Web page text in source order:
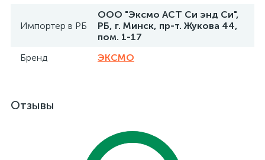
Импортер в РБ
ООО "Эксмо АСТ Си энд Си",
РБ, г. Минск, пр-т. Жукова 44,
пом. 1-17
Бренд
ЭКСМО
Отзывы